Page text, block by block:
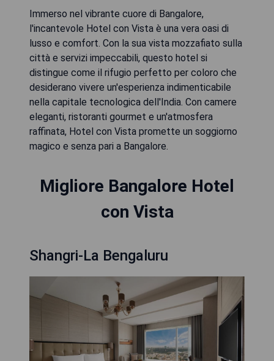
Immerso nel vibrante cuore di Bangalore,
l'incantevole Hotel con Vista è una vera oasi di
lusso e comfort. Con la sua vista mozzafiato sulla
città e servizi impeccabili, questo hotel si
distingue come il rifugio perfetto per coloro che
desiderano vivere un'esperienza indimenticabile
nella capitale tecnologica dell'India. Con camere
eleganti, ristoranti gourmet e un'atmosfera
raffinata, Hotel con Vista promette un soggiorno
magico e senza pari a Bangalore.
Migliore Bangalore Hotel
con Vista
Shangri-La Bengaluru